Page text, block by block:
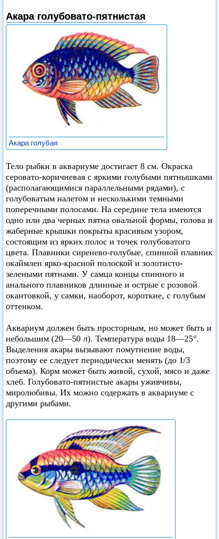
Акара голубовато-пятнистая
Акара голубая
Тело рыбки в аквариуме достигает 8 см. Окраска
серовато-коричневая с яркими голубыми пятнышками
(располагающимися параллельными рядами), с
голубоватым налетом и несколькими темными
поперечными полосами. На середине тела имеются
одно или два черных пятна овальной формы, голова и
жаберные крышки покрыты красивым узором,
состоящим из ярких полос и точек голубоватого
цвета. Плавники сиренево-голубые, спинной плавник
окаймлен ярко-красной полоской и золотисто-
зелеными пятнами. У самца концы спинного и
анального плавников длинные и острые с розовой
окантовкой, у самки, наоборот, короткие, с голубым
оттенком.
Аквариум должен быть просторным, но может быть и
небольшим (20—50 л). Температура воды 18—25°.
Выделения акары вызывают помутнение воды,
поэтому ее следует периодически менять (до 1/3
объема). Корм может быть живой, сухой, мясо и даже
хлеб. Голубовато-пятнистые акары уживчивы,
миролюбивы. Их можно содержать в аквариуме с
другими рыбами.